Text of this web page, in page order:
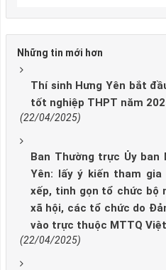
Những tin mới hơn
Thí sinh Hưng Yên bắt
tốt nghiệp THPT năm
(22/04/2025)
Ban Thường trực Ủy
Yên: lấy ý kiến tham
xếp, tinh gọn tổ chức bộ
xã hội, các tổ chức do
vào trực thuộc MTTQ
(22/04/2025)